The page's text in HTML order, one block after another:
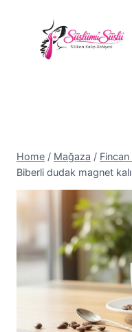
contentGüvenli Alışveriş •
Home / Mağaza /
Biberli dudak magnet